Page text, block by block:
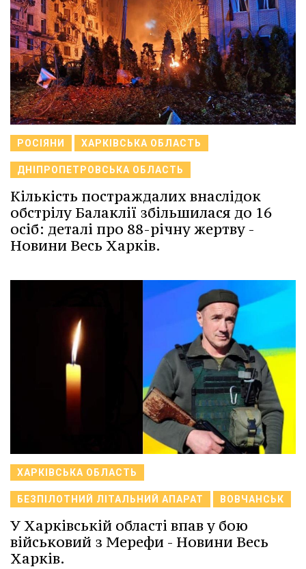
РОСІЯНИ ХАРКІВСЬКА ОБЛАСТЬ
ДНІПРОПЕТРОВСЬКА ОБЛАСТЬ
Кількість постраждалих внаслідок
обстрілу Балаклії збільшилася до 16
осіб: деталі про 88-річну жертву -
Новини Весь Харків.
ХАРКІВСЬКА ОБЛАСТЬ
БЕЗПІЛОТНИЙ ЛІТАЛЬНИЙ АПАРАТ ВОВЧАНСЬК
У Харківській області впав у бою
військовий з Мерефи - Новини Весь
Харків.